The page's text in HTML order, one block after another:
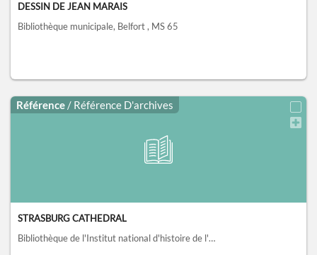
DESSIN DE JEAN MARAIS
Bibliothèque municipale, Belfort, MS 65
Référence / Référence D'archives
STRASBURG CATHEDRAL
Bibliothèque de l'Institut national d'histoire de l'art, collections Jacques Doucet, Paris